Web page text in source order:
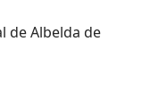
de Albelda de